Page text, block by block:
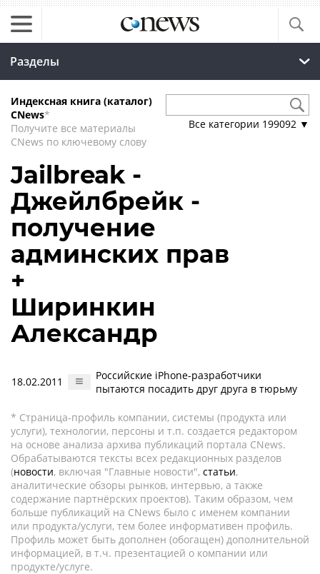
Разделы
Индексная книга (каталог)
CNews*
Получите все материалы
CNews по ключевому слову
Все категории 199092 ▼
Jailbreak -
Джейлбрейк -
получение
админских прав
+
Ширинкин
Александр
18.02.2011
Российские iPhone-разработчики
пытаются посадить друг друга в тюрьму
* Страница-профиль компании, системы (продукта или
услуги), технологии, персоны и т.п. создается редактором
на основе анализа архива публикаций портала CNews.
Обрабатываются тексты всех редакционных разделов
(новости, включая "Главные новости", статьи,
аналитические обзоры рынков, интервью, а также
содержание партнёрских проектов). Таким образом, чем
больше публикаций на CNews было с именем компании
или продукта/услуги, тем более информативен профиль.
Профиль может быть дополнен (обогащен) дополнительной
информацией, в т.ч. презентацией о компании или
продукте/услуге.